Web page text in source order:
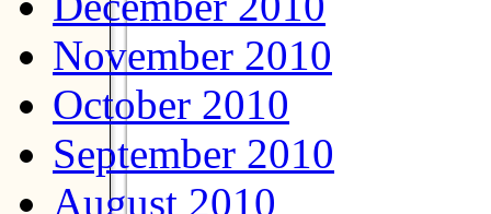
November 2010
October 2010
September 2010
August 2010